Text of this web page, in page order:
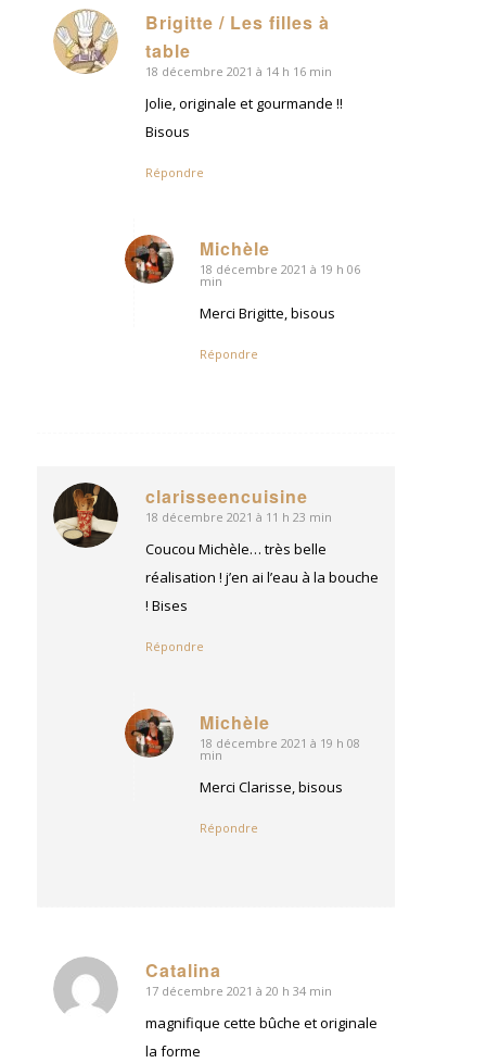
Brigitte / Les filles à
table
dit
:
18 décembre 2021 à 14 h 16 min
Jolie, originale et gourmande !!
Bisous
Répondre
Michèle
dit
18 décembre 2021 à 19 h 06
min
Merci Brigitte, bisous
Répondre
clarisseencuisine
dit
:
18 décembre 2021 à 11 h 23 min
Coucou Michèle… très belle
réalisation ! j’en ai l’eau à la bouche
! Bises
Répondre
Michèle
dit
18 décembre 2021 à 19 h 08
min
Merci Clarisse, bisous
Répondre
Catalina
dit
17 décembre 2021 à 20 h 34 min
magnifique cette bûche et originale
la forme